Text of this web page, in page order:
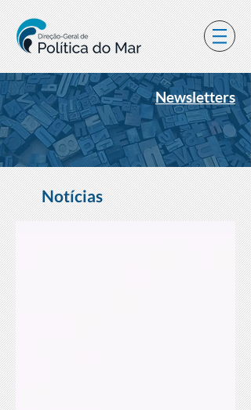
Newsletters
Notícias